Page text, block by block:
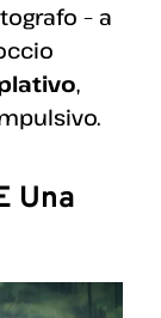
– a
,
Una